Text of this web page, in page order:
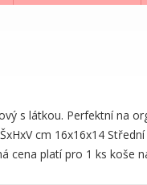
s látkou. Perfektní na
cm 16x16x14 Střední
cena platí pro 1 ks koše